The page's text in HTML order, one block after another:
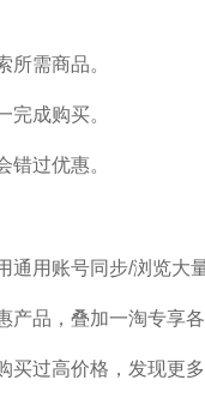
所需商品。
完成购买。
错过优惠。
用账号同步/浏览大
品，叠加一淘专享各
过高价格，发现更多